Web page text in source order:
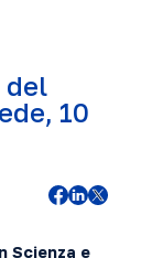
del
10
Scienza e